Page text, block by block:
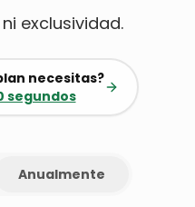
exclusividad.
necesitas?
segundos
Anualmente